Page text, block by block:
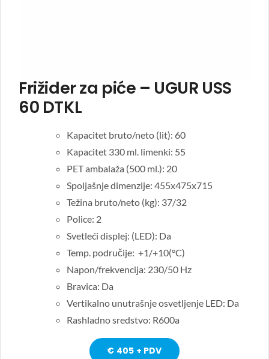
Frižider za piće – UGUR USS
60 DTKL
Kapacitet bruto/neto (lit): 60
Kapacitet 330 ml. limenki: 55
PET ambalaža (500 ml.): 20
Spoljašnje dimenzije: 455x475x715
Težina bruto/neto (kg): 37/32
Police: 2
Svetleći displej: (LED): Da
Temp. područije: +1/+10(°C)
Napon/frekvencija: 230/50 Hz
Bravica: Da
Vertikalno unutrašnje osvetljenje LED: Da
Rashladno sredstvo: R600a
€ 405 + PDV